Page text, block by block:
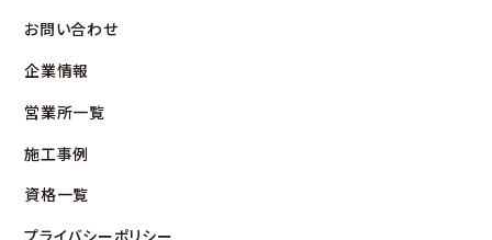
お問い合わせ
企業情報
営業所⼀覧
施⼯事例
資格⼀覧